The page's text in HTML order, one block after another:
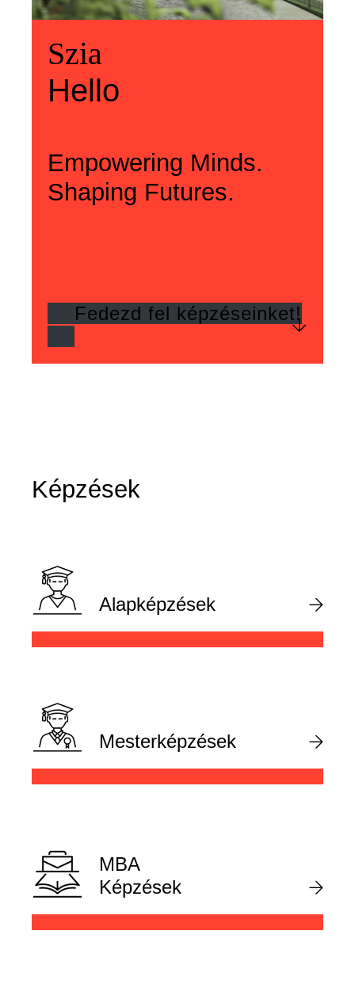
Üdvözlünk
Szia
Szia
Welcome
Hello
Empowering Minds.
Shaping Futures.
Fedezd fel képzéseinket!
Képzések
Alapképzések
Mesterképzések
MBA
Képzések